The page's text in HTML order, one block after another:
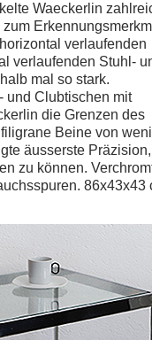
Waeckerlin
verlaufenden
verlaufenden Stuhl-
mal so stark.
und Clubtischen mit
die Grenzen des
Beine von
äusserste
zu können.
86x43x43